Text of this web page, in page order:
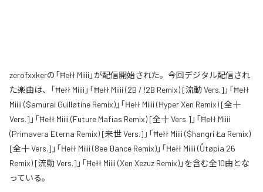
zerofxxkerの「Ħełł Miiii」が配信開始された。今回デジタル配信され
た楽曲は、「Ħełł Miiii」「Ħełł Miiii (2B / !2B Remix) [流動 Vers.]」「Ħełł
Miiii ($amurai Guilløtine Remix)」「Ħełł Miiii (Ħyper Xen Remix) [全十
Vers.]」「Ħełł Miiii (Future Mafias Remix) [全十 Vers.]」「Ħełł Miiii
(Primavera Eterna Remix) [来世 Vers.]」「Ħełł Miiii ($hangri Ła Remix)
[全十 Vers.]」「Ħełł Miiii (8ee Ðance Remix)」「Ħełł Miiii (Ůtøpia 26
Remix) [流動 Vers.]」「Ħełł Miiii (Xen Xezuz Remix)」を含む全10曲とな
っている。